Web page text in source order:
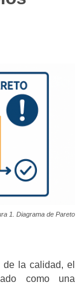
1. Diagrama de Pareto
la calidad, el
como una